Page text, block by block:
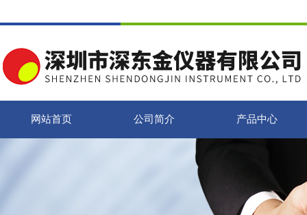
网站首页 公司简介 产品中心